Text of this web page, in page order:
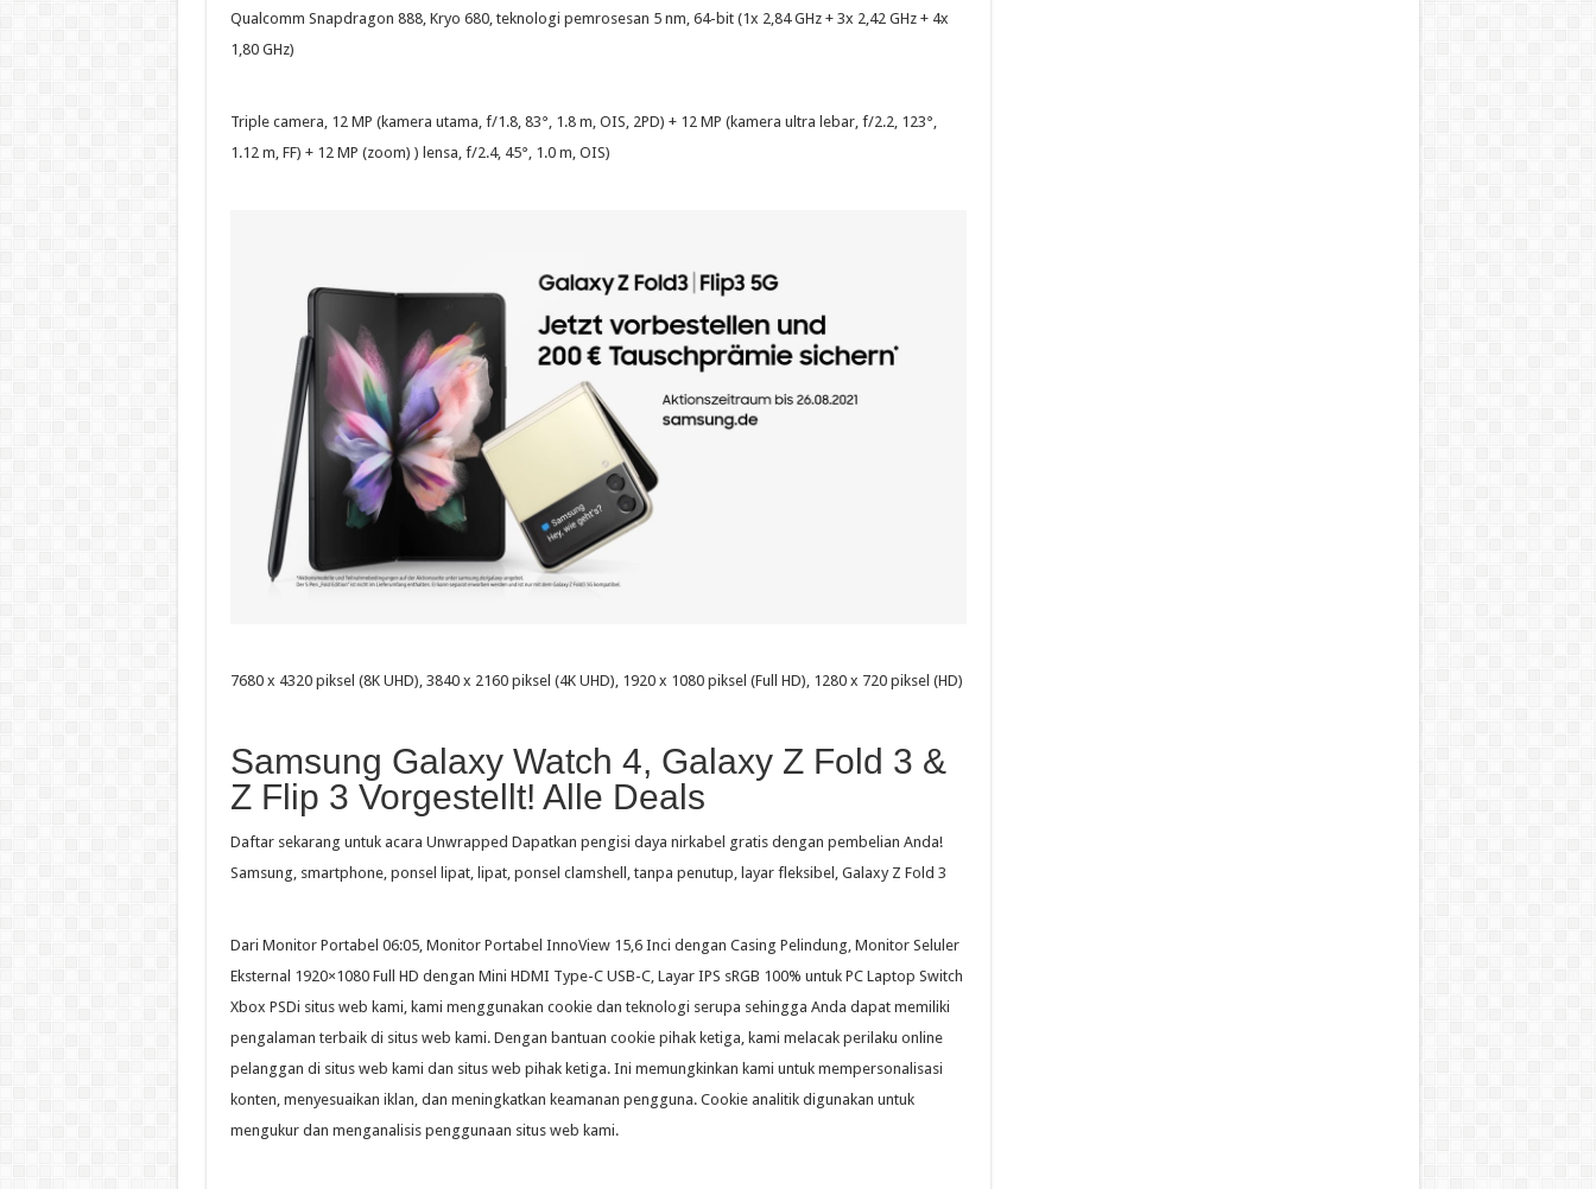
Qualcomm Snapdragon 888, Kryo 680, teknologi pemrosesan 5 nm, 64-bit (1x 2,84 GHz + 3x 2,42 GHz + 4x
1,80 GHz)
Triple camera, 12 MP (kamera utama, f/1.8, 83°, 1.8 m, OIS, 2PD) + 12 MP (kamera ultra lebar, f/2.2, 123°,
1.12 m, FF) + 12 MP (zoom) ) lensa, f/2.4, 45°, 1.0 m, OIS)
7680 x 4320 piksel (8K UHD), 3840 x 2160 piksel (4K UHD), 1920 x 1080 piksel (Full HD), 1280 x 720 piksel (HD)
Samsung Galaxy Watch 4, Galaxy Z Fold 3 &
Z Flip 3 Vorgestellt! Alle Deals
Daftar sekarang untuk acara Unwrapped Dapatkan pengisi daya nirkabel gratis dengan pembelian Anda!
Samsung, smartphone, ponsel lipat, lipat, ponsel clamshell, tanpa penutup, layar fleksibel, Galaxy Z Fold 3
Dari Monitor Portabel 06:05, Monitor Portabel InnoView 15,6 Inci dengan Casing Pelindung, Monitor Seluler
Eksternal 1920×1080 Full HD dengan Mini HDMI Type-C USB-C, Layar IPS sRGB 100% untuk PC Laptop Switch
Xbox PSDi situs web kami, kami menggunakan cookie dan teknologi serupa sehingga Anda dapat memiliki
pengalaman terbaik di situs web kami. Dengan bantuan cookie pihak ketiga, kami melacak perilaku online
pelanggan di situs web kami dan situs web pihak ketiga. Ini memungkinkan kami untuk mempersonalisasi
konten, menyesuaikan iklan, dan meningkatkan keamanan pengguna. Cookie analitik digunakan untuk
mengukur dan menganalisis penggunaan situs web kami.